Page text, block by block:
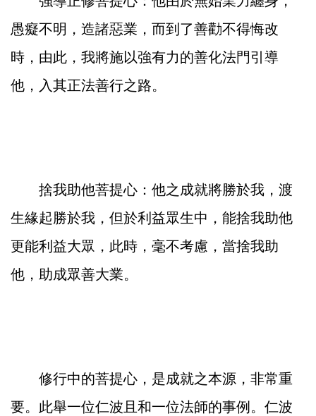
愚癡不明，造諸惡業，而到了善勸不得悔改
時，由此，我將施以強有力的善化法門引導
他，入其正法善行之路。
捨我助他菩提心：他之成就將勝於我，渡
生緣起勝於我，但於利益眾生中，能捨我助他
更能利益大眾，此時，毫不考慮，當捨我助
他，助成眾善大業。
修行中的菩提心，是成就之本源，非常重
要。此舉一位仁波且和一位法師的事例。仁波